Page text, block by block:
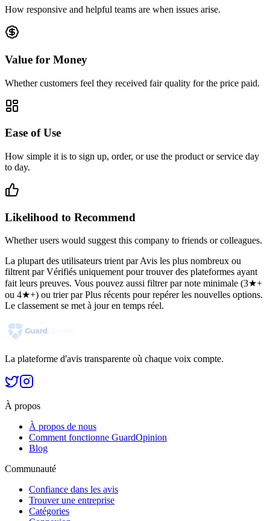
How responsive and helpful teams are when issues arise.
Value for Money
Whether customers feel they received fair quality for the price paid.
Ease of Use
How simple it is to sign up, order, or use the product or service day
to day.
Likelihood to Recommend
Whether users would suggest this company to friends or colleagues.
La plupart des utilisateurs trient par Avis les plus nombreux ou
filtrent par Vérifiés uniquement pour trouver des plateformes ayant
fait leurs preuves. Vous pouvez aussi filtrer par note minimale (3★+
ou 4★+) ou trier par Plus récents pour repérer les nouvelles options.
Le classement se met à jour en temps réel.
La plateforme d'avis transparente où chaque voix compte.
À propos
À propos de nous
Comment fonctionne GuardOpinion
Blog
Communauté
Confiance dans les avis
Trouver une entreprise
Catégories